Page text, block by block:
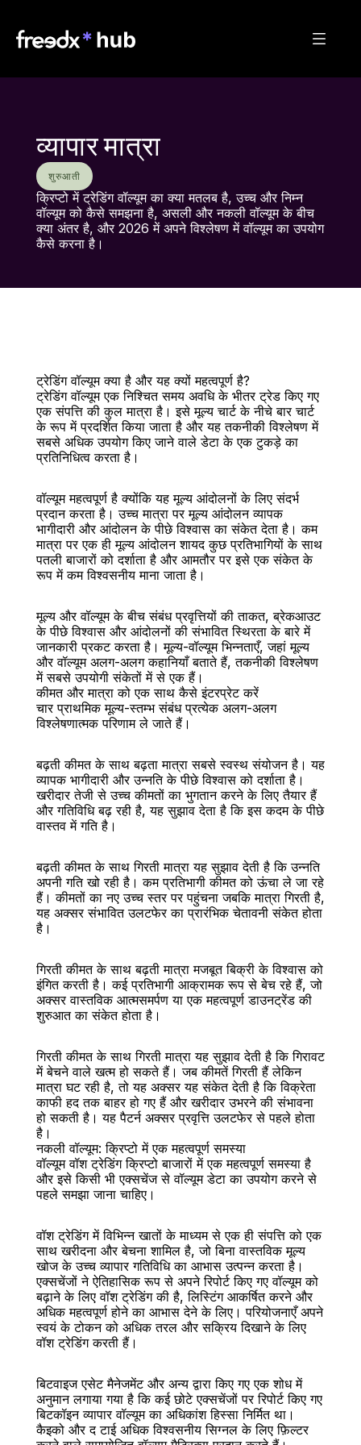
व्यापार मात्रा
शुरुआती
क्रिप्टो में ट्रेडिंग वॉल्यूम का क्या मतलब है, उच्च और निम्न
वॉल्यूम को कैसे समझना है, असली और नकली वॉल्यूम के बीच
क्या अंतर है, और 2026 में अपने विश्लेषण में वॉल्यूम का उपयोग
कैसे करना है।
बैक
ट्रेडिंग वॉल्यूम क्या है और यह क्यों महत्वपूर्ण है?
ट्रेडिंग वॉल्यूम एक निश्चित समय अवधि के भीतर ट्रेड किए गए
एक संपत्ति की कुल मात्रा है। इसे मूल्य चार्ट के नीचे बार चार्ट
के रूप में प्रदर्शित किया जाता है और यह तकनीकी विश्लेषण में
सबसे अधिक उपयोग किए जाने वाले डेटा के एक टुकड़े का
प्रतिनिधित्व करता है।
वॉल्यूम महत्वपूर्ण है क्योंकि यह मूल्य आंदोलनों के लिए संदर्भ
प्रदान करता है। उच्च मात्रा पर मूल्य आंदोलन व्यापक
भागीदारी और आंदोलन के पीछे विश्वास का संकेत देता है। कम
मात्रा पर एक ही मूल्य आंदोलन शायद कुछ प्रतिभागियों के साथ
पतली बाजारों को दर्शाता है और आमतौर पर इसे एक संकेत के
रूप में कम विश्वसनीय माना जाता है।
मूल्य और वॉल्यूम के बीच संबंध प्रवृत्तियों की ताकत, ब्रेकआउट
के पीछे विश्वास और आंदोलनों की संभावित स्थिरता के बारे में
जानकारी प्रकट करता है। मूल्य-वॉल्यूम भिन्नताएँ, जहां मूल्य
और वॉल्यूम अलग-अलग कहानियाँ बताते हैं, तकनीकी विश्लेषण
में सबसे उपयोगी संकेतों में से एक हैं।
कीमत और मात्रा को एक साथ कैसे इंटरप्रेट करें
चार प्राथमिक मूल्य-स्तम्भ संबंध प्रत्येक अलग-अलग
विश्लेषणात्मक परिणाम ले जाते हैं।
बढ़ती कीमत के साथ बढ़ता मात्रा सबसे स्वस्थ संयोजन है। यह
व्यापक भागीदारी और उन्नति के पीछे विश्वास को दर्शाता है।
खरीदार तेजी से उच्च कीमतों का भुगतान करने के लिए तैयार हैं
और गतिविधि बढ़ रही है, यह सुझाव देता है कि इस कदम के पीछे
वास्तव में गति है।
बढ़ती कीमत के साथ गिरती मात्रा यह सुझाव देती है कि उन्नति
अपनी गति खो रही है। कम प्रतिभागी कीमत को ऊंचा ले जा रहे
हैं। कीमतों का नए उच्च स्तर पर पहुंचना जबकि मात्रा गिरती है,
यह अक्सर संभावित उलटफेर का प्रारंभिक चेतावनी संकेत होता
है।
गिरती कीमत के साथ बढ़ती मात्रा मजबूत बिक्री के विश्वास को
इंगित करती है। कई प्रतिभागी आक्रामक रूप से बेच रहे हैं, जो
अक्सर वास्तविक आत्मसमर्पण या एक महत्वपूर्ण डाउनट्रेंड की
शुरुआत का संकेत होता है।
गिरती कीमत के साथ गिरती मात्रा यह सुझाव देती है कि गिरावट
में बेचने वाले खत्म हो सकते हैं। जब कीमतें गिरती हैं लेकिन
मात्रा घट रही है, तो यह अक्सर यह संकेत देती है कि विक्रेता
काफी हद तक बाहर हो गए हैं और खरीदार उभरने की संभावना
हो सकती है। यह पैटर्न अक्सर प्रवृत्ति उलटफेर से पहले होता
है।
नकली वॉल्यूम: क्रिप्टो में एक महत्वपूर्ण समस्या
वॉल्यूम वॉश ट्रेडिंग क्रिप्टो बाजारों में एक महत्वपूर्ण समस्या है
और इसे किसी भी एक्सचेंज से वॉल्यूम डेटा का उपयोग करने से
पहले समझा जाना चाहिए।
वॉश ट्रेडिंग में विभिन्न खातों के माध्यम से एक ही संपत्ति को एक
साथ खरीदना और बेचना शामिल है, जो बिना वास्तविक मूल्य
खोज के उच्च व्यापार गतिविधि का आभास उत्पन्न करता है।
एक्सचेंजों ने ऐतिहासिक रूप से अपने रिपोर्ट किए गए वॉल्यूम को
बढ़ाने के लिए वॉश ट्रेडिंग की है, लिस्टिंग आकर्षित करने और
अधिक महत्वपूर्ण होने का आभास देने के लिए। परियोजनाएँ अपने
स्वयं के टोकन को अधिक तरल और सक्रिय दिखाने के लिए
वॉश ट्रेडिंग करती हैं।
बिटवाइज एसेट मैनेजमेंट और अन्य द्वारा किए गए एक शोध में
अनुमान लगाया गया है कि कई छोटे एक्सचेंजों पर रिपोर्ट किए गए
बिटकॉइन व्यापार वॉल्यूम का अधिकांश हिस्सा निर्मित था।
कैइको और द टाई अधिक विश्वसनीय सिग्नल के लिए फ़िल्टर